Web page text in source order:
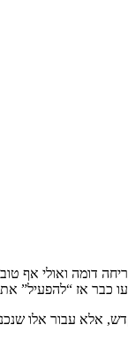
דומה ואולי אף
את הקנאביס,
עבור אלו